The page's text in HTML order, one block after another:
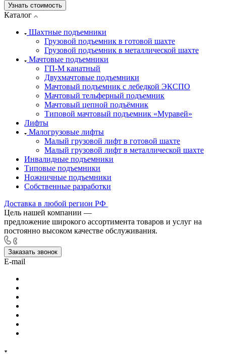
Узнать стоимость
Каталог
Шахтные подъемники
Грузовой подъемник в готовой шахте
Грузовой подъемник в металлической шахте
Мачтовые подъемники
ГП-М канатный
Двухмачтовые подъемники
Мачтовый подъемник с лебедкой ЭКСПО
Мачтовый тельферный подъемник
Мачтовый цепной подъёмник
Типовой мачтовый подъемник «Муравей»
Лифты
Малогрузовые лифты
Малый грузовой лифт в готовой шахте
Малый грузовой лифт в металлической шахте
Инвалидные подъемники
Типовые подъемники
Ножничные подъемники
Собственные разработки
Доставка в любой регион РФ
Цель нашей компании —
предложение широкого ассортимента товаров и услуг на
постоянно высоком качестве обслуживания.
Заказать звонок
E-mail